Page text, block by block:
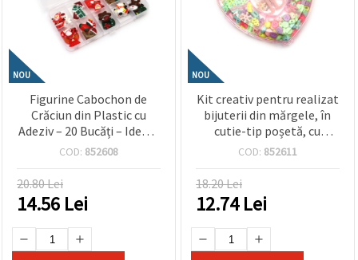
NOU
Figurine Cabochon de
Crăciun din Plastic cu
Adeziv – 20 Bucăți – Ideale
pentru Activități Creative
Proiecte de Sărbători
COD: 852608
20.80 Lei
14.56 Lei
NOU
Kit creativ pentru realizat
bijuterii din mărgele, în
cutie-tip poșetă, cu
elastic siliconic și
COD: 852611
18.20 Lei
12.74Lei